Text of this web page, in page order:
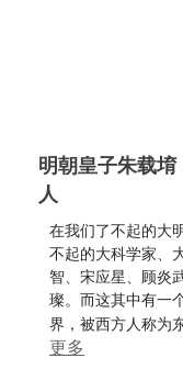
明朝皇子朱载
人
在我们了不起的大
不起的大科学家、
智、宋应星、顾炎
璨。而这其中有一
界，被西方人称为
更多